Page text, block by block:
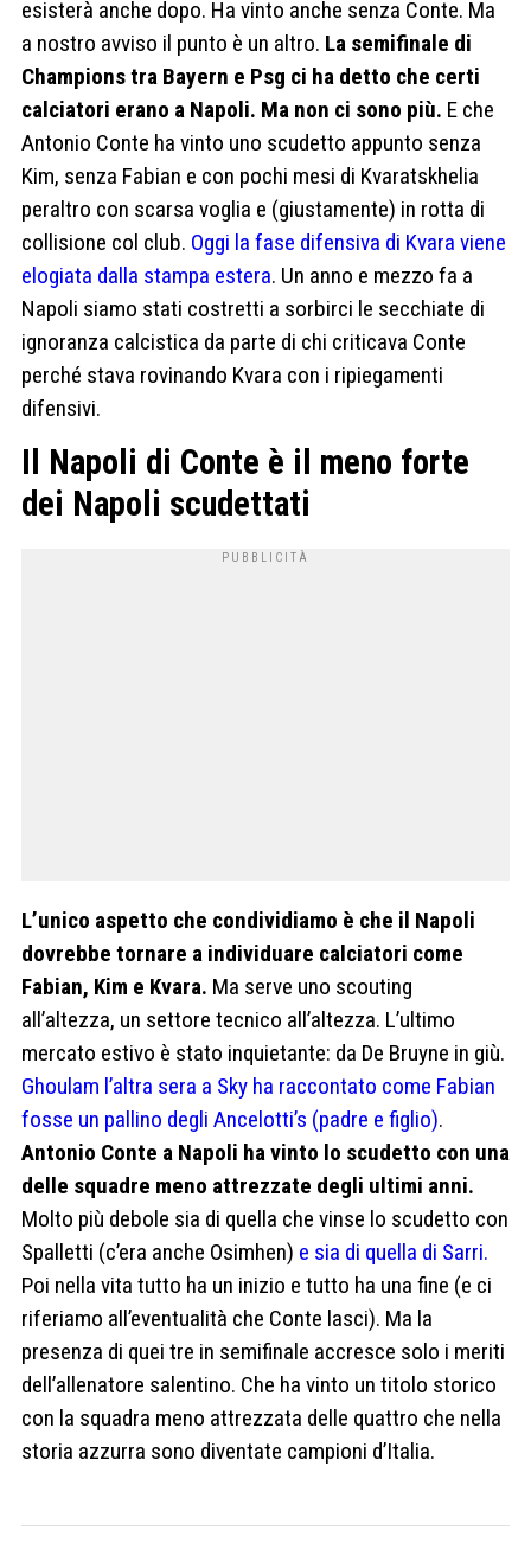
esisterà anche dopo. Ha vinto anche senza Conte. Ma
a nostro avviso il punto è un altro. La semifinale di
Champions tra Bayern e Psg ci ha detto che certi
calciatori erano a Napoli. Ma non ci sono più. E che
Antonio Conte ha vinto uno scudetto appunto senza
Kim, senza Fabian e con pochi mesi di Kvaratskhelia
peraltro con scarsa voglia e (giustamente) in rotta di
collisione col club. Oggi la fase difensiva di Kvara viene
elogiata dalla stampa estera. Un anno e mezzo fa a
Napoli siamo stati costretti a sorbirci le secchiate di
ignoranza calcistica da parte di chi criticava Conte
perché stava rovinando Kvara con i ripiegamenti
difensivi.
Il Napoli di Conte è il meno forte
dei Napoli scudettati
L’unico aspetto che condividiamo è che il Napoli
dovrebbe tornare a individuare calciatori come
Fabian, Kim e Kvara. Ma serve uno scouting
all’altezza, un settore tecnico all’altezza. L’ultimo
mercato estivo è stato inquietante: da De Bruyne in giù.
Ghoulam l’altra sera a Sky ha raccontato come Fabian
fosse un pallino degli Ancelotti’s (padre e figlio).
Antonio Conte a Napoli ha vinto lo scudetto con una
delle squadre meno attrezzate degli ultimi anni.
Molto più debole sia di quella che vinse lo scudetto con
Spalletti (c’era anche Osimhen) e sia di quella di Sarri.
Poi nella vita tutto ha un inizio e tutto ha una fine (e ci
riferiamo all’eventualità che Conte lasci). Ma la
presenza di quei tre in semifinale accresce solo i meriti
dell’allenatore salentino. Che ha vinto un titolo storico
con la squadra meno attrezzata delle quattro che nella
storia azzurra sono diventate campioni d’Italia.